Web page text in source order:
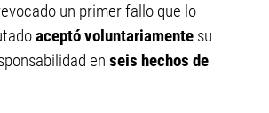
un primer fallo que lo
aceptó voluntariamente su
en seis hechos de